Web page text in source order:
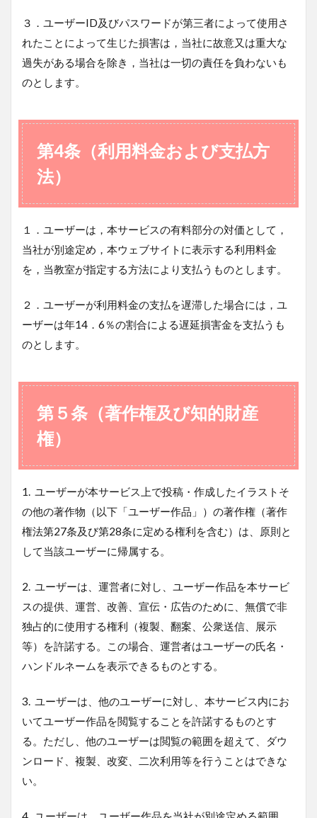
３．ユーザーID及びパスワードが第三者によって使用さ
れたことによって生じた損害は，当社に故意又は重大な
過失がある場合を除き，当社は一切の責任を負わないも
のとします。
第4条（利用料金および支払方
法）
１．ユーザーは，本サービスの有料部分の対価として，
当社が別途定め，本ウェブサイトに表示する利用料金
を，当教室が指定する方法により支払うものとします。
２．ユーザーが利用料金の支払を遅滞した場合には，ユ
ーザーは年14．6％の割合による遅延損害金を支払うも
のとします。
第５条（著作権及び知的財産
権）
1. ユーザーが本サービス上で投稿・作成したイラストそ
の他の著作物（以下「ユーザー作品」）の著作権（著作
権法第27条及び第28条に定める権利を含む）は、原則と
して当該ユーザーに帰属する。
2. ユーザーは、運営者に対し、ユーザー作品を本サービ
スの提供、運営、改善、宣伝・広告のために、無償で非
独占的に使用する権利（複製、翻案、公衆送信、展示
等）を許諾する。この場合、運営者はユーザーの氏名・
ハンドルネームを表示できるものとする。
3. ユーザーは、他のユーザーに対し、本サービス内にお
いてユーザー作品を閲覧することを許諾するものとす
る。ただし、他のユーザーは閲覧の範囲を超えて、ダウ
ンロード、複製、改変、二次利用等を行うことはできな
い。